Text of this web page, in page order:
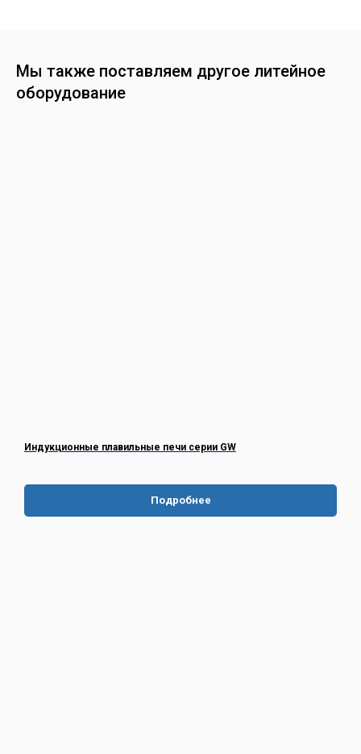
Мы также поставляем другое литейное
оборудование
Индукционные плавильные печи серии GW
Подробнее